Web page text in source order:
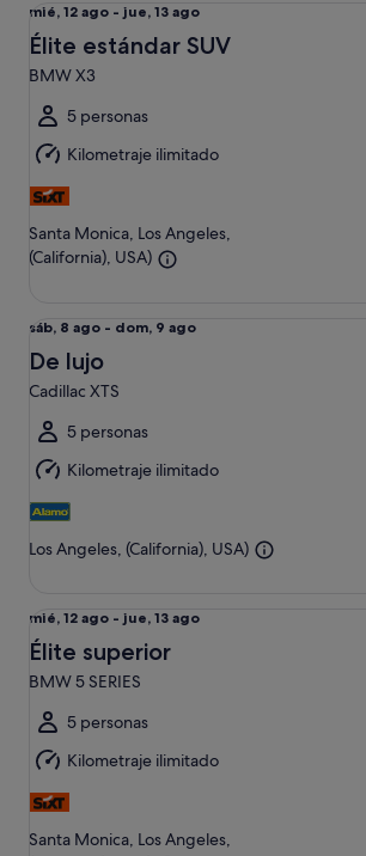
Del
mié,
12
ago
al
jue,
13
ago
mié, 12 ago - jue, 13 ago
Élite estándar SUV
BMW X3
5 personas
Kilometraje ilimitado
Santa Monica, Los Angeles,
(California), USA)
Del
sáb,
8
ago
al
dom,
9
ago
sáb, 8 ago - dom, 9 ago
De lujo
Cadillac XTS
5 personas
Kilometraje ilimitado
Los Angeles, (California), USA)
Del
mié,
12
ago
al
jue,
13
ago
mié, 12 ago - jue, 13 ago
Élite superior
BMW 5 SERIES
5 personas
Kilometraje ilimitado
Santa Monica, Los Angeles,